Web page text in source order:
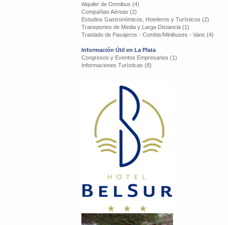
Alquiler de Omnibus (4)
Compañias Aéreas (2)
Estudios Gastronómicos, Hoteleros y Turísticos (2)
Transportes de Media y Larga Distancia (1)
Traslado de Pasajeros - Combis/Minibuses - Vans (4)
Información Útil en La Plata
Congresos y Eventos Empresarios (1)
Informaciones Turísticas (8)